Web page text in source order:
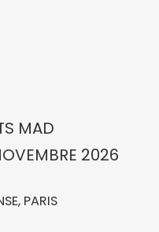
MAD
2026
PARIS